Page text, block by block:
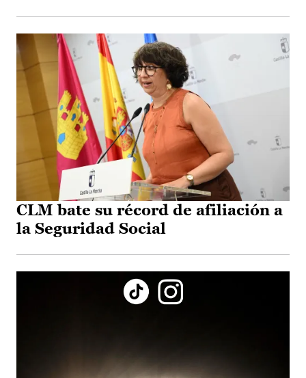
CLM bate su récord de afiliación a
la Seguridad Social